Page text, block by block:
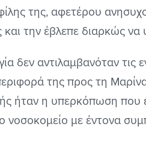
της, αφετέρου
και την έβλεπε διαρκώς να
δεν αντιλαμβανόταν τις
της προς τη
ήταν η υπερκόπωση
νοσοκομείο με έντονα